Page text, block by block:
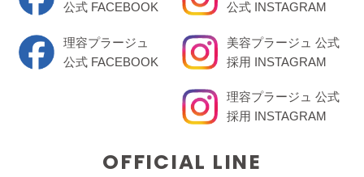
公式 FACEBOOK
理容プラージュ
公式 FACEBOOK
公式 INSTAGRAM
美容プラージュ 公式
採用 INSTAGRAM
理容プラージュ 公式
採用 INSTAGRAM
OFFICIAL LINE